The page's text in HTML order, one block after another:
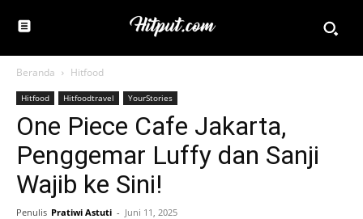
Beranda Hitfood
Hitfood Hitfoodtravel YourStories
One Piece Cafe Jakarta,
Penggemar Luffy dan Sanji
Wajib ke Sini!
Penulis Pratiwi Astuti - Juni 11, 2025